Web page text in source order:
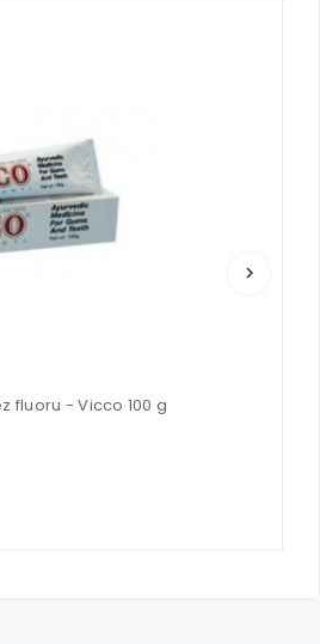
keyboard_arrow_right
fluoru - Vicco 100 g